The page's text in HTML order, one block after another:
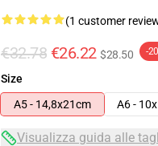
(1 customer
€32.78 €26.22 $28.50 -
Size
A5 - 14,8x21cm
A6 -
Visualizza guida alle